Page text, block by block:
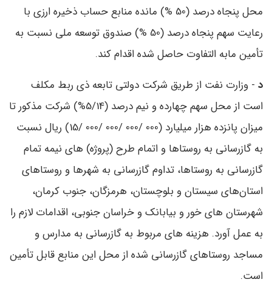
محل پنجاه‌‌ درصد (50 %) مانده منابع حساب ذخیره ارزی با
رعایت سهم پنجاه ‌‌درصد (50 %) صندوق توسعه ملی نسبت به
تأمین مابه ‌التفاوت حاصل ‌شده اقدام کند.
د - وزارت نفت از طریق شرکت دولتی تابعه ذی ‌ربط مکلف
است از محل سهم چهارده و نیم‌ درصد (5/14%) شرکت مذکور تا
میزان پانزده هزار میلیارد (000 /000 /000 /000 /15) ریال نسبت
به گازرسانی به روستاها و اتمام طرح (پروژه)‌ های نیمه ‌تمام
گازرسانی به روستاها، تداوم گازرسانی به شهرها و روستاهای
استان‌های سیستان و بلوچستان، هرمزگان، جنوب کرمان،
شهرستان‌ های خور و بیابانک و خراسان جنوبی، اقدامات لازم را
به‌ عمل آورد. هزینه‌ های مربوط به گازرسانی به مدارس و
مساجد روستاهای گازرسانی‌ شده از محل این منابع قابل تأمین
است.